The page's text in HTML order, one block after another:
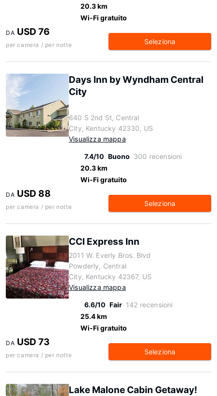
20.3 km
Wi-Fi gratuito
DA USD 76
per camera / per notte Seleziona
Days Inn by Wyndham Central
City
640 S 2nd St, Central
City, Kentucky 42330, US
Visualizza mappa
7.4/10 Buono 300 recensioni
20.3 km
Wi-Fi gratuito
DA USD 88
per camera / per notte Seleziona
CCI Express Inn
2011 W. Everly Bros. Blvd
Powderly, Central
City, Kentucky 42367, US
Visualizza mappa
6.6/10 Fair 142 recensioni
25.4 km
Wi-Fi gratuito
DA USD 73
per camera / per notte Seleziona
Lake Malone Cabin Getaway!